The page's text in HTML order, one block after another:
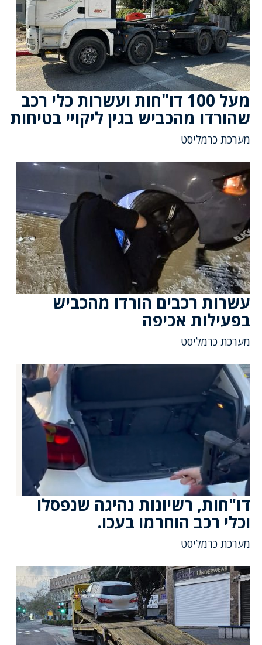
מעל 100 דו"חות ועשרות כלי רכב
שהורדו מהכביש בגין ליקויי בטיחות
מערכת כרמליסט
עשרות רכבים הורדו מהכביש
בפעילות אכיפה
מערכת כרמליסט
דו"חות, רשיונות נהיגה שנפסלו
וכלי רכב הוחרמו בעכו.
מערכת כרמליסט